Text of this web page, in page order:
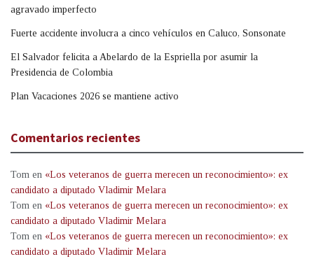
agravado imperfecto
Fuerte accidente involucra a cinco vehículos en Caluco, Sonsonate
El Salvador felicita a Abelardo de la Espriella por asumir la
Presidencia de Colombia
Plan Vacaciones 2026 se mantiene activo
Comentarios recientes
Tom en «Los veteranos de guerra merecen un reconocimiento»: ex
candidato a diputado Vladimir Melara
Tom en «Los veteranos de guerra merecen un reconocimiento»: ex
candidato a diputado Vladimir Melara
Tom en «Los veteranos de guerra merecen un reconocimiento»: ex
candidato a diputado Vladimir Melara